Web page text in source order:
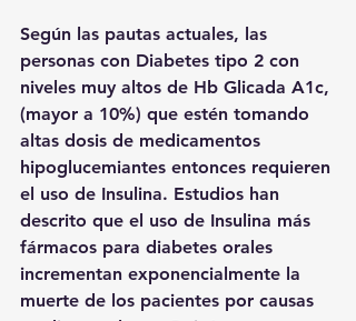
Según las pautas actuales, las
personas con Diabetes tipo 2 con
niveles muy altos de Hb Glicada A1c,
(mayor a 10%) que estén tomando
altas dosis de medicamentos
hipoglucemiantes entonces requieren
el uso de Insulina. Estudios han
descrito que el uso de Insulina más
fármacos para diabetes orales
incrementan exponencialmente la
muerte de los pacientes por causas